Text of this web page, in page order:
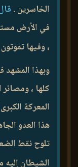
الخاسرين .
في الأرض
، وفيها
وبهذا المشهد
كلها ،
المعركة
هذا العدو
تلوح نقط
الشيطان إليه